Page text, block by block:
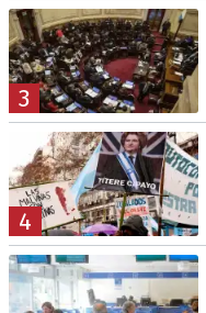
3
4